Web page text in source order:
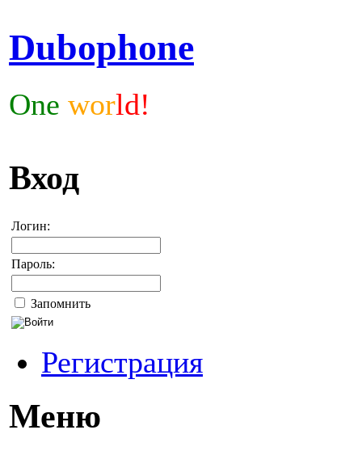
Dubophone
One world!
Вход
Логин:
Пароль:
Запомнить
Регистрация
Меню